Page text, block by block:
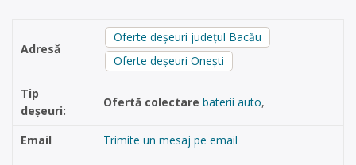
Adresă
Oferte deșeuri județul Bacău
Oferte deșeuri Onești
Tip
deșeuri:
Ofertă colectare baterii auto,
Email
Trimite un mesaj pe email